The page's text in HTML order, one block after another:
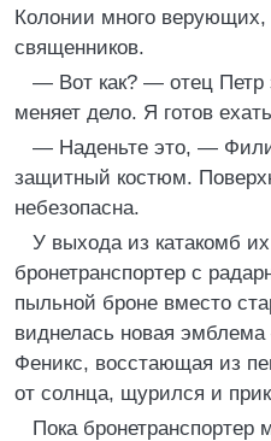
Колонии много верующих,
священников.
— Вот как? — отец
меняет дело. Я готов
— Наденьте это, —
защитный костюм.
небезопасна.
У выхода из катакомб
бронетранспортер с
пыльной броне вместо
виднелась новая
Феникс, восстающая из
от солнца, щурился и
Пока бронетранспортер